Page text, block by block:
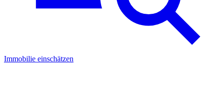
Immobilie einschätzen